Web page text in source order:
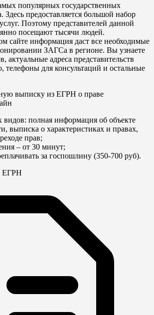
популярных государственных
Здесь предоставляется большой набор
Поэтому представителей данной
посещают тысячи людей.
сайте информация даст все необходимые
ЗАГСа в регионе. Вы узнаете
актуальные адреса представительств
телефоны для консультаций и остальные
выписку из ЕГРН о праве
видов: полная информация об объекте
выписка о характеристиках и правах,
прав;
– от 30 минут;
за госпошлину (350-700 руб).
ЕГРН